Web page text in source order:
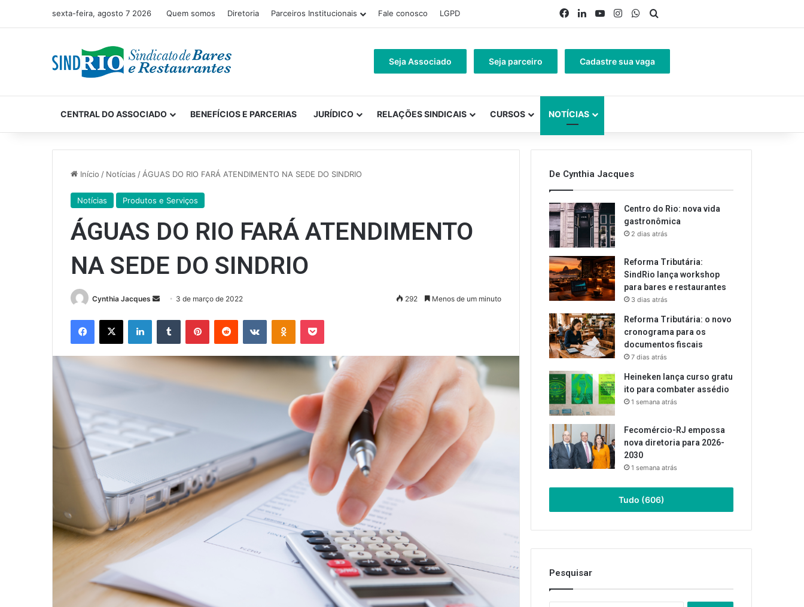
sexta-feira, agosto 7 2026 Quem somos Diretoria Parceiros Institucionais Fale conosco LGPD Facebook
LinkedinYouTubeInstagramWhatsApp
Seja Associado Seja parceiro Cadastre sua vaga
CENTRAL DO ASSOCIADO BENEFÍCIOS E PARCERIAS JURÍDICO RELAÇÕES SINDICAIS CURSOS NOTÍCIAS
Início / Notícias / ÁGUAS DO RIO FARÁ ATENDIMENTO NA SEDE DO SINDRIO
Notícias Produtos e Serviços
ÁGUAS DO RIO FARÁ ATENDIMENTO
NA SEDE DO SINDRIO
Cynthia Jacques
Mande3 de março de 2022 292 Menos de um minuto
Facebook
X LinkedinTumblr PinterestReddit VK OK Pocket
De Cynthia Jacques
Centro do Rio: nova vida
gastronômica
2 dias atrás
Reforma Tributária:
SindRio lança workshop
para bares e restaurantes
3 dias atrás
Reforma Tributária: o novo
cronograma para os
documentos fiscais
7 dias atrás
Heineken lança curso gratu
ito para combater assédio
1 semana atrás
Fecomércio-RJ empossa
nova diretoria para 2026-
2030
1 semana atrás
Tudo (606)
Pesquisar